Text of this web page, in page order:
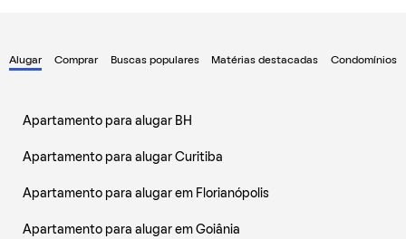
Alugar Comprar Buscas populares Matérias destacadas Condomínios
Apartamento para alugar BH
Apartamento para alugar Curitiba
Apartamento para alugar em Florianópolis
Apartamento para alugar em Goiânia